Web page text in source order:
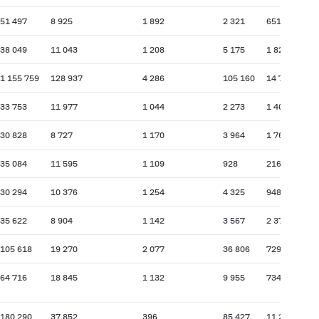
51 497 8 925 1 892 2 321 651
38 049 11 043 1 208 5 175 1 822
1 155 759 128 937 4 286 105 160 14 759
33 753 11 977 1 044 2 273 1 404
30 828 8 727 1 170 3 964 1 760
35 084 11 595 1 109 928 216
30 294 10 376 1 254 4 325 948
35 622 8 904 1 142 3 567 2 375
105 618 19 270 2 077 36 806 729
64 716 18 845 1 132 9 955 734
180 290 37 852 396 85 427 11 262